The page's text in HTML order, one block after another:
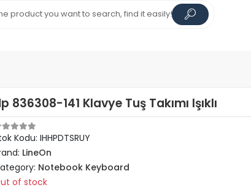
836308-141 Klavye Tuş Takımı Işıklı
Kodu: IHHPDTSRUY
LineOn
Notebook Keyboard
of stock